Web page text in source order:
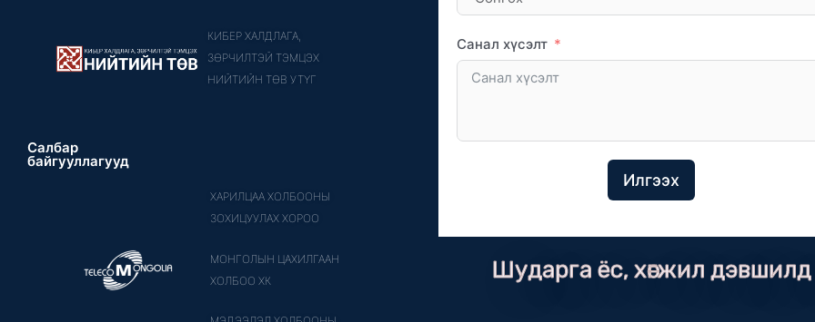
КИБЕР ХАЛДЛАГА,
ЗӨРЧИЛТЭЙ ТЭМЦЭХ
НИЙТИЙН ТӨВ УТҮГ
Салбар
байгууллагууд
ХАРИЛЦАА ХОЛБООНЫ
ЗОХИЦУУЛАХ ХОРОО
МОНГОЛЫН ЦАХИЛГААН
ХОЛБОО ХК
Санал хүсэлт
Илгээх
Шударга ёс, хөгжил дэвшилд